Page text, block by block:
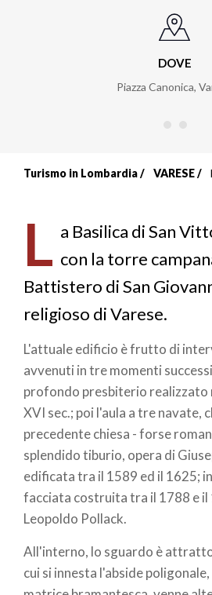
DOVE
Piazza Canonica,
di
pane
Turismo in Lombardia VARESE
L a Basilica di San
con la torre
Battistero di San
religioso di Varese.
L'attuale edificio è frutto di
avvenuti in tre momenti
profondo presbiterio realizzato
XVI sec.; poi l'aula a tre navate,
precedente chiesa - forse
splendido tiburio, opera di
edificata tra il 1589 ed il 1625;
facciata costruita tra il 1788 e il
Leopoldo Pollack.
All'interno, lo sguardo è
cui si innesta l'abside